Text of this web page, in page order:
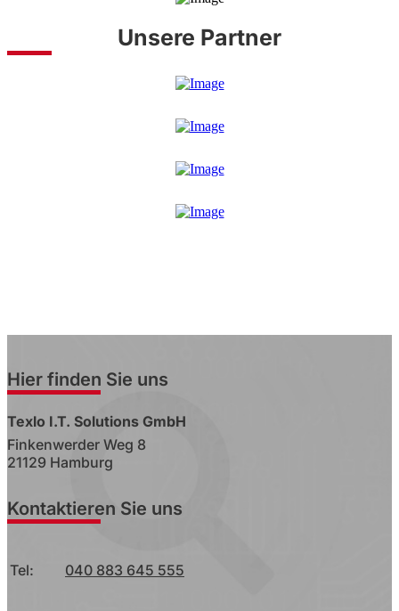
Unsere Partner
Hier finden Sie uns
Texlo I.T. Solutions GmbH
Finkenwerder Weg 8
21129 Hamburg
Kontaktieren Sie uns
Tel: 040 883 645 555